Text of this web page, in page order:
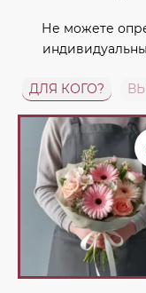
Не можете
ДЛЯ КОГО?